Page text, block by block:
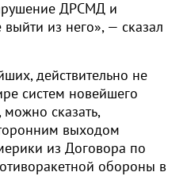
ДРСМД и
из него», — сказал
действительно не
систем новейшего
сказать,
выходом
из Договора по
обороны в